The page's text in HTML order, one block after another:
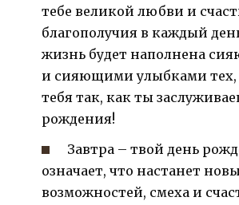
тебе великой любви и
благополучия в каждый
жизнь будет наполнена
и сияющими улыбками тех,
тебя так, как ты
рождения!
Завтра – твой день
означает, что настанет
возможностей, смеха и